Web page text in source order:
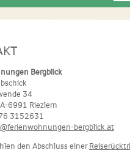
Bergblick
34
6991 Riezlern
3152631
bergblick.at
den Abschluss einer